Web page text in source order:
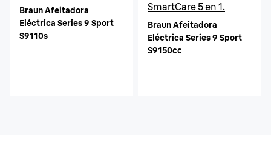
Braun Afeitadora
Eléctrica Series 9 Sport
S9110s
SmartCare 5 en 1.
Braun Afeitadora
Eléctrica Series 9 Sport
S9150cc